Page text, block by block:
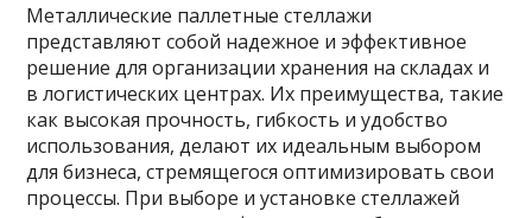
Металлические паллетные стеллажи
представляют собой надежное и эффективное
решение для организации хранения на складах и
в логистических центрах. Их преимущества, такие
как высокая прочность, гибкость и удобство
использования, делают их идеальным выбором
для бизнеса, стремящегося оптимизировать свои
процессы. При выборе и установке стеллажей